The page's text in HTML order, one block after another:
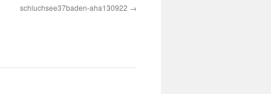
schluchsee37baden-aha130922